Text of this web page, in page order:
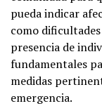
pueda indicar
como
presencia de
fundamentales
medidas
emergencia.